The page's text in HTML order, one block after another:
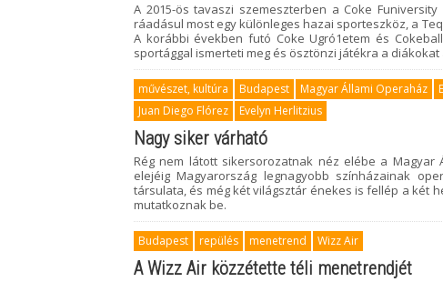
A 2015-ös tavaszi szemeszterben a Coke
ráadásul most egy különleges hazai sporteszköz, a
A korábbi években futó Coke Ugró1etem és
sportággal ismerteti meg és ösztönzi játékra a diákokat
művészet, kultúra Budapest Magyar Állami Operaház
Juan Diego Flórez
Evelyn Herlitzius
Nagy siker várható
Rég nem látott sikersorozatnak néz elébe a Magyar
elejéig Magyarország legnagyobb színházainak
társulata, és még két világsztár énekes is fellép a két
mutatkoznak be.
Budapest repülés menetrend Wizz Air
A Wizz Air közzétette téli menetrendjét